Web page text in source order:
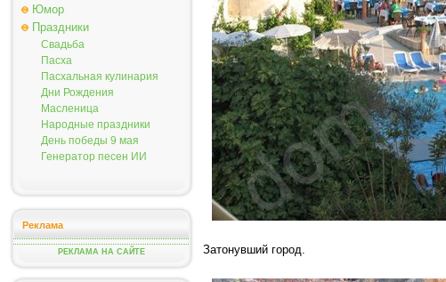
Юмор
Праздники
Свадьба
Пасха
Пасхальная кулинария
Дни Рождения
Масленица
Народные праздники
День победы 9 мая
Генератор песен ИИ
Реклама
РЕКЛАМА НА САЙТЕ Затонувший город.